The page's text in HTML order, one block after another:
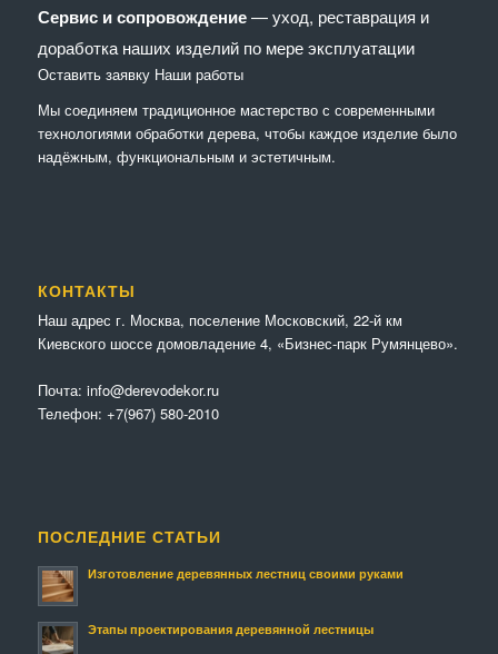
Сервис и сопровождение— уход, реставрация и
доработка наших изделий по мере эксплуатации
Оставить заявку Наши работы
Мы соединяем традиционное мастерство с современными
технологиями обработки дерева, чтобы каждое изделие было
надёжным, функциональным и эстетичным.
КОНТАКТЫ
Наш адрес г. Москва, поселение Московский, 22-й км
Киевского шоссе домовладение 4, «Бизнес-парк Румянцево».
Почта: info@derevodekor.ru
Телефон: +7(967) 580-2010
ПОСЛЕДНИЕ СТАТЬИ
Изготовление деревянных лестниц своими руками
Этапы проектирования деревянной лестницы